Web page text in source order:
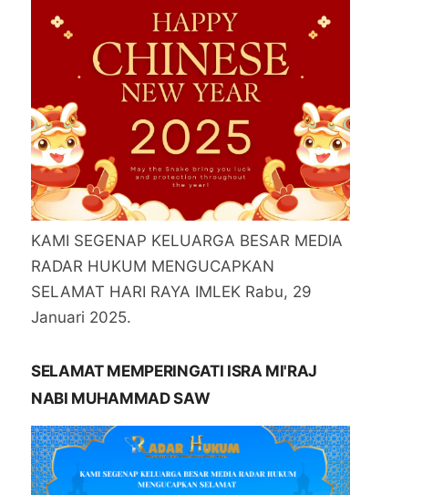
KAMI SEGENAP KELUARGA BESAR MEDIA
RADAR HUKUM MENGUCAPKAN
SELAMAT HARI RAYA IMLEK Rabu, 29
Januari 2025.
SELAMAT MEMPERINGATI ISRA MI'RAJ
NABI MUHAMMAD SAW